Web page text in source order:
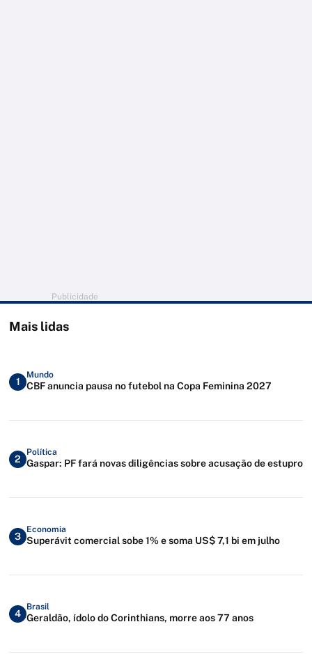
Publicidade
Mais lidas
1
Mundo
CBF anuncia pausa no futebol na Copa Feminina 2027
2
Política
Gaspar: PF fará novas diligências sobre acusação de estupro
3
Economia
Superávit comercial sobe 1% e soma US$ 7,1 bi em julho
4
Brasil
Geraldão, ídolo do Corinthians, morre aos 77 anos